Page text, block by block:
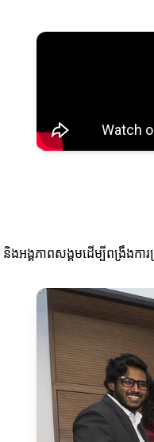
ងអង្គភាពសង្គមដើម្បីពង្រឹងកា